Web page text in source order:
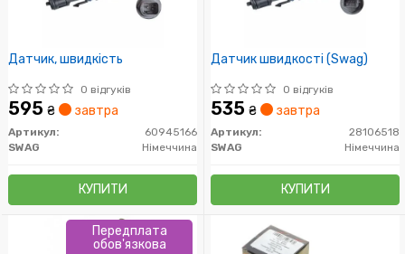
Датчик, швидкість
0 відгуків
595 ₴ завтра
Артикул:
60945166
SWAG
Німеччина
КУПИТИ
Датчик швидкості (Swag)
0 відгуків
535 ₴ завтра
Артикул:
28106518
SWAG
Німеччина
КУПИТИ
Передплата
обов'язкова